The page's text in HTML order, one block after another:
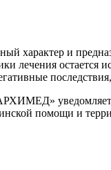
и
лечения
уведомляет
помощи и